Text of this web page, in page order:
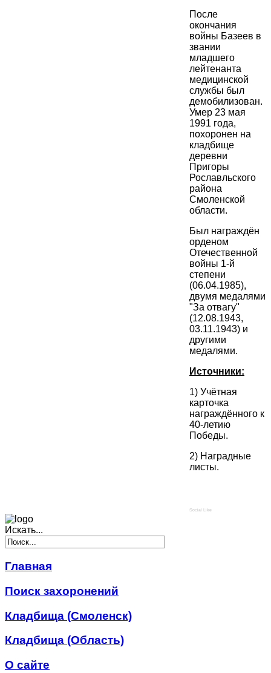
После
окончания
войны Базеев в
звании
младшего
лейтенанта
медицинской
службы был
демобилизован.
Умер 23 мая
1991 года,
похоронен на
кладбище
деревни
Пригоры
Рославльского
района
Смоленской
области.
Был награждён
орденом
Отечественной
войны 1-й
степени
(06.04.1985),
двумя медалями
"За отвагу"
(12.08.1943,
03.11.1943) и
другими
медалями.
Источники:
1) Учётная
карточка
награждённого к
40-летию
Победы.
2) Наградные
листы.
Social Like
Искать...
Главная
Поиск захоронений
Кладбища (Смоленск)
Кладбища (Область)
О сайте